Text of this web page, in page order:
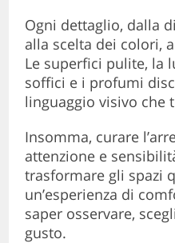
Ogni dettaglio, dalla
alla scelta dei colori,
Le superfici pulite, la
soffici e i profumi
linguaggio visivo che
Insomma, curare
attenzione e
trasformare gli spazi
un’esperienza di
saper osservare,
gusto.